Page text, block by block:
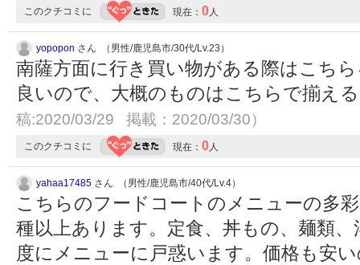
このクチコミに 現在： 0 人
yopopon さん （男性/鹿児島市/30代/Lv.23）
南薩方面に行き買い物がある際はこち
良いので、大概のものはこちらで揃え
稿:2020/03/29 掲載：2020/03/30）
このクチコミに 現在： 0 人
yahaa17485 さん （男性/鹿児島市/40代/Lv.4）
こちらのフードコートのメニューの多
種以上あります。定食、丼もの、麺類
度にメニューに戸惑います。価格も安